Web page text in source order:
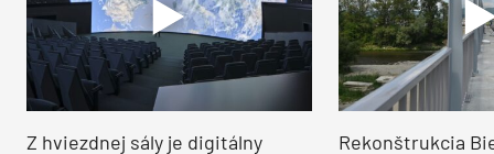
Z hviezdnej sály je digitálny Rekonštrukcia